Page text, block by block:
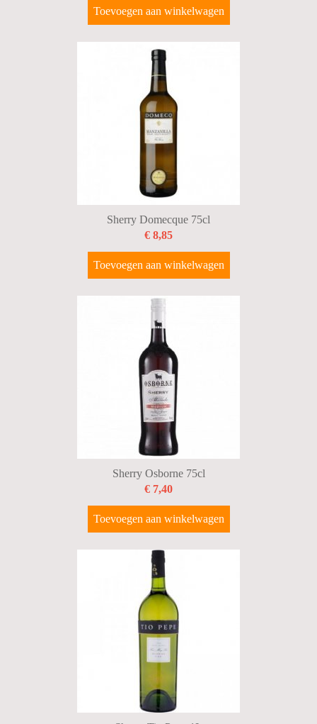
Toevoegen aan winkelwagen
Sherry Domecque 75cl
€ 8,85
Toevoegen aan winkelwagen
Sherry Osborne 75cl
€ 7,40
Toevoegen aan winkelwagen